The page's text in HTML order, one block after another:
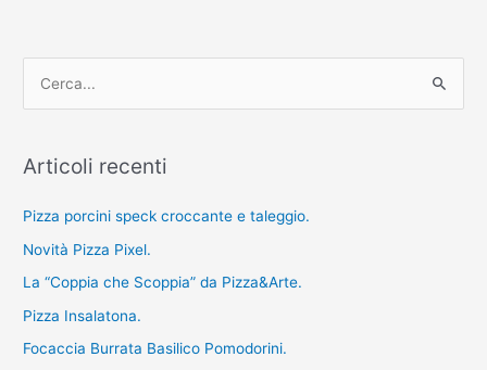
cArticoli recenti
Pizza porcini speck croccante e taleggio.
Novità Pizza Pixel.
La “Coppia che Scoppia” da Pizza&Arte.
Pizza Insalatona.
Focaccia Burrata Basilico Pomodorini.